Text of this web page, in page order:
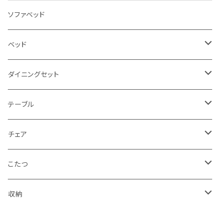
3人掛け
2.5人掛け
2人掛け
1人掛け
カウチソファ
コーナーソファ
ソファセット
ソファベッド
ベッド
シングルサイズ以下（フレームのみ）
セミダブルサイズ（フレームのみ）
ダブルサイズ（フレームのみ）
ワイドダブルサイズ以上（フレームのみ）
シングルサイズ以下（マットレス付）
ダイニングセット
ダイニング3点セット以下
ダイニング4点セット
ダイニング5点・6点セット
ダイニング7点セット以上
テーブル
センターテーブル
ダイニングテーブル
カウンターテーブル
チェア
ダイニングチェア
カウンターチェア
こたつ
こたつテーブル
収納